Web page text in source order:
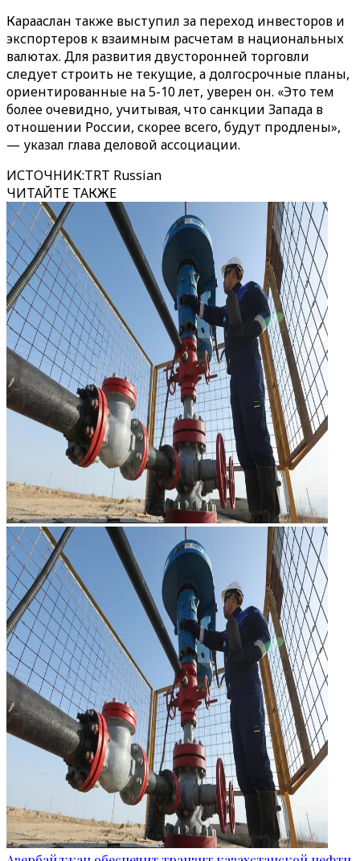
Карааслан также выступил за переход инвесторов и
экспортеров к взаимным расчетам в национальных
валютах. Для развития двусторонней торговли
следует строить не текущие, а долгосрочные планы,
ориентированные на 5-10 лет, уверен он. «Это тем
более очевидно, учитывая, что санкции Запада в
отношении России, скорее всего, будут продлены»,
— указал глава деловой ассоциации.
ИСТОЧНИК:TRT Russian
ЧИТАЙТЕ ТАКЖЕ